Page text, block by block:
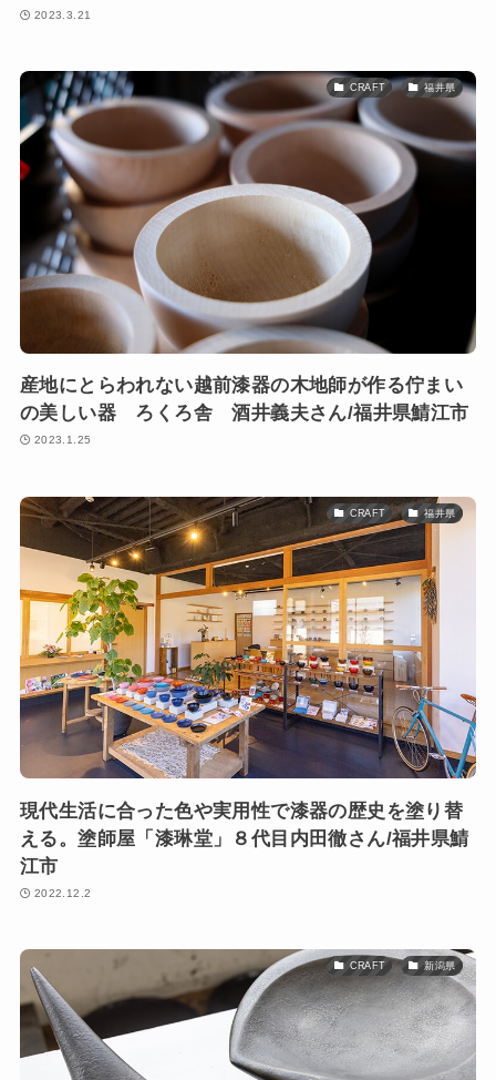
2023.3.21
CRAFT 福井県
産地にとらわれない越前漆器の木地師が作る佇まい
の美しい器 ろくろ舎 酒井義夫さん/福井県鯖江市
2023.1.25
CRAFT 福井県
現代生活に合った色や実用性で漆器の歴史を塗り替
える。塗師屋「漆琳堂」８代目内田徹さん/福井県鯖
江市
2022.12.2
CRAFT 新潟県